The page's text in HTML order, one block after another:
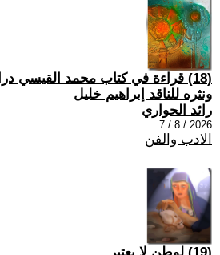
(18) قراءة في كتاب محمد القيسي
ونثره للناقد إبراهيم خليل
رائد الحواري
2026 / 8 / 7
الادب والفن